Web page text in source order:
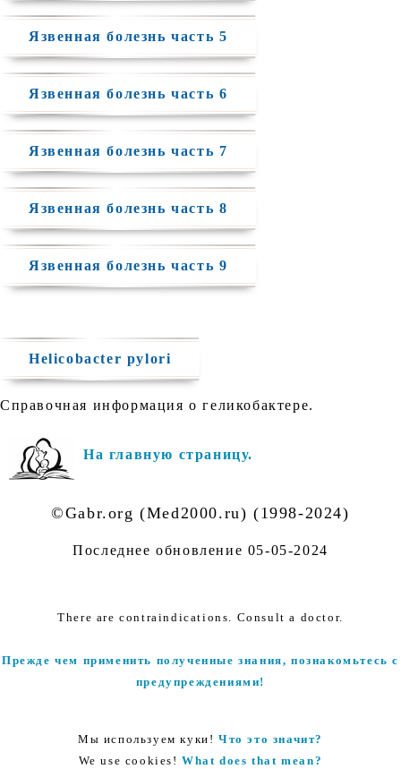
Язвенная болезнь часть 5
Язвенная болезнь часть 6
Язвенная болезнь часть 7
Язвенная болезнь часть 8
Язвенная болезнь часть 9
Helicobacter pylori
Справочная информация о геликобактере.
На главную страницу.
©Gabr.org (Med2000.ru) (1998-2024)
Последнее обновление 05-05-2024
There are contraindications. Consult a doctor.
Прежде чем применить полученные знания, познакомьтесь с
предупреждениями!
Мы используем куки! Что это значит?
We use cookies!What does that mean?